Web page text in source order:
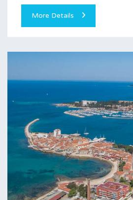
More Details